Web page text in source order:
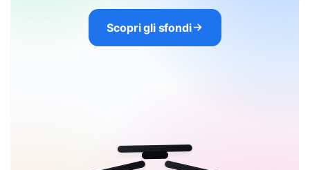
Scopri gli sfondi